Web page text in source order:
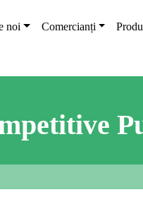
noi Comercianți